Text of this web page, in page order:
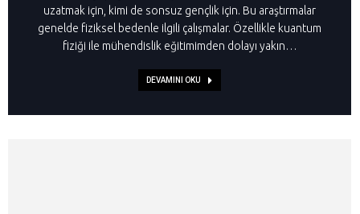
uzatmak için, kimi de sonsuz gençlik için. Bu araştırmalar
genelde fiziksel bedenle ilgili çalışmalar. Özellikle kuantum
fiziği ile mühendislik eğitimimden dolayı yakın…
DEVAMINI OKU